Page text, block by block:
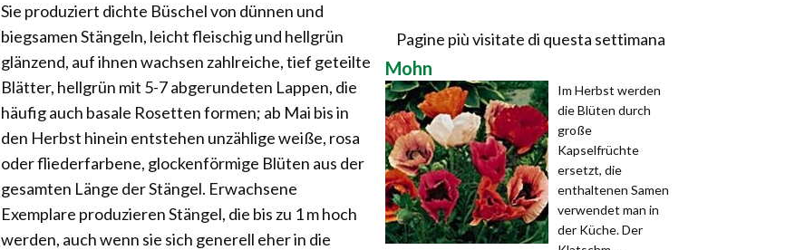
Sie produziert dichte Büschel von dünnen und
biegsamen Stängeln, leicht fleischig und hellgrün
glänzend, auf ihnen wachsen zahlreiche, tief geteilte
Blätter, hellgrün mit 5-7 abgerundeten Lappen, die
häufig auch basale Rosetten formen; ab Mai bis in
den Herbst hinein entstehen unzählige weiße, rosa
oder fliederfarbene, glockenförmige Blüten aus der
gesamten Länge der Stängel. Erwachsene
Exemplare produzieren Stängel, die bis zu 1 m hoch
werden, auch wenn sie sich generell eher in die
Pagine più visitate di questa settimana
Mohn
Im Herbst werden
die Blüten durch
große
Kapselfrüchte
ersetzt, die
enthaltenen Samen
verwendet man in
der Küche. Der